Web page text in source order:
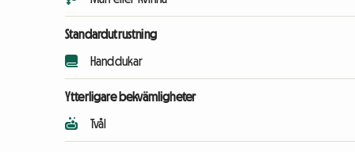
Standardutrustning
Handdukar
Ytterligare bekvämligheter
Tvål